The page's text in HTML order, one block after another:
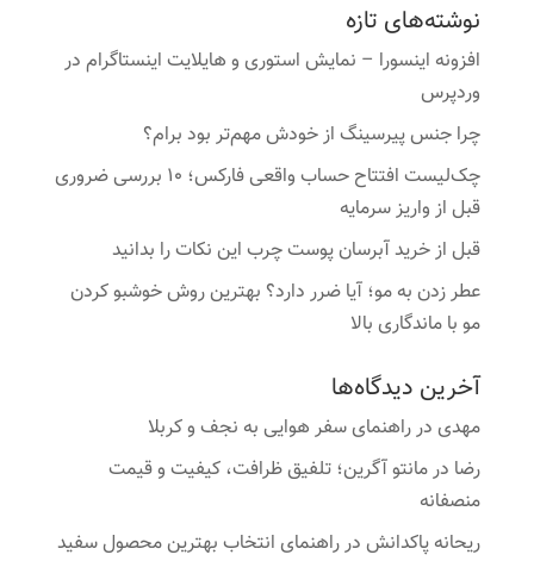
نوشته‌های تازه
افزونه اینسورا – نمایش استوری و هایلایت اینستاگرام در
وردپرس
چرا جنس پیرسینگ از خودش مهم‌تر بود برام؟
چک‌لیست افتتاح حساب واقعی فارکس؛ ۱۰ بررسی ضروری
قبل از واریز سرمایه
قبل از خرید آبرسان پوست چرب این نکات را بدانید
عطر زدن به مو؛ آیا ضرر دارد؟ بهترین روش خوشبو کردن
مو با ماندگاری بالا
آخرین دیدگاه‌ها
مهدیدرراهنمای سفر هوایی به نجف و کربلا
رضا درمانتو آگرین؛ تلفیق ظرافت، کیفیت و قیمت
منصفانه
ریحانه پاکدانشدرراهنمای انتخاب بهترین محصول سفید